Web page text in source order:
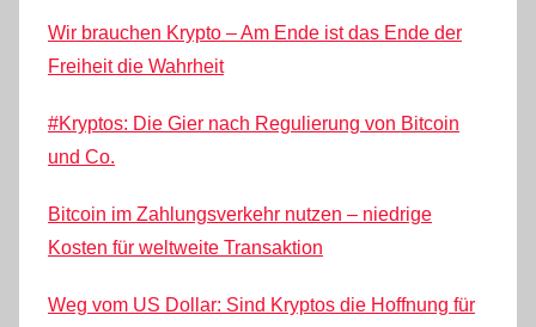
Wir brauchen Krypto – Am Ende ist das Ende der
Freiheit die Wahrheit
#Kryptos: Die Gier nach Regulierung von Bitcoin
und Co.
Bitcoin im Zahlungsverkehr nutzen – niedrige
Kosten für weltweite Transaktion
Weg vom US Dollar: Sind Kryptos die Hoffnung für